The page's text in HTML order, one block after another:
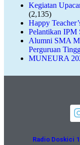
Kegiatan
(2,135)
Happy
Pelantikan IPM
Alumni SMA
Perguruan
MUNEURA
Radio Doskici